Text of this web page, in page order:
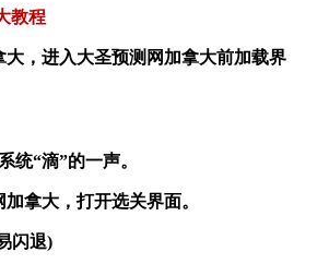
教程
大，进入大圣预测网加拿大前加载界
统“滴”的一声。
拿大，打开选关界面。
闪退)